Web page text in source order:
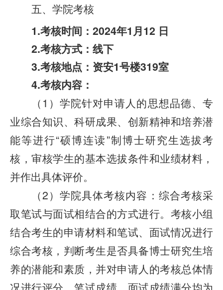
五、学院考核
1.考核时间：2024年1月12 日
2.考核方式：线下
3.考核地点：资安1号楼319室
4.考核内容：
（1）学院针对申请人的思想品德、专
业综合知识、科研成果、创新精神和培养潜
能等进行“硕博连读”制博士研究生选拔考
核，审核学生的基本选拔条件和业绩材料，
并作出具体评价。
（2）学院具体考核内容：综合考核采
取笔试与面试相结合的方式进行。考核小组
结合考生的申请材料和笔试、面试情况进行
综合考核，判断考生是否具备博士研究生培
养的潜能和素质，并对申请人的考核总体情
况进行评分。笔试成绩、面试成绩满分均为